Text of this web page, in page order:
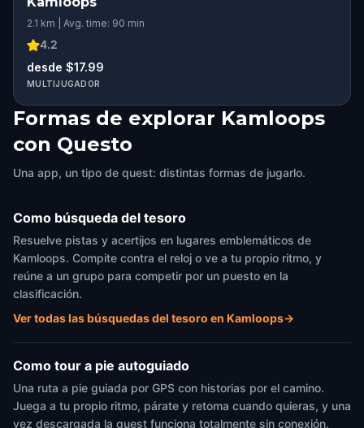
2.1 km | Avg. time: 90 min
4.2
desde $17.99
MULTIJUGADOR
Formas de explorar Kamloops
con Questo
Una app, un tipo de quest: distintas formas de jugarlo.
Como búsqueda del tesoro
Resuelve pistas y acertijos en lugares emblemáticos de
Kamloops. Compite contra el reloj o ve a tu propio ritmo, y
reúne a un grupo para competir por un puesto en la
clasificación.
Ver todas las búsquedas del tesoro en Kamloops→
Como tour a pie autoguiado
Una ruta a pie guiada por GPS con historias por el camino.
Juega a tu propio ritmo, párate y retoma cuando quieras, y una
vez descargada la quest funciona totalmente sin conexión.